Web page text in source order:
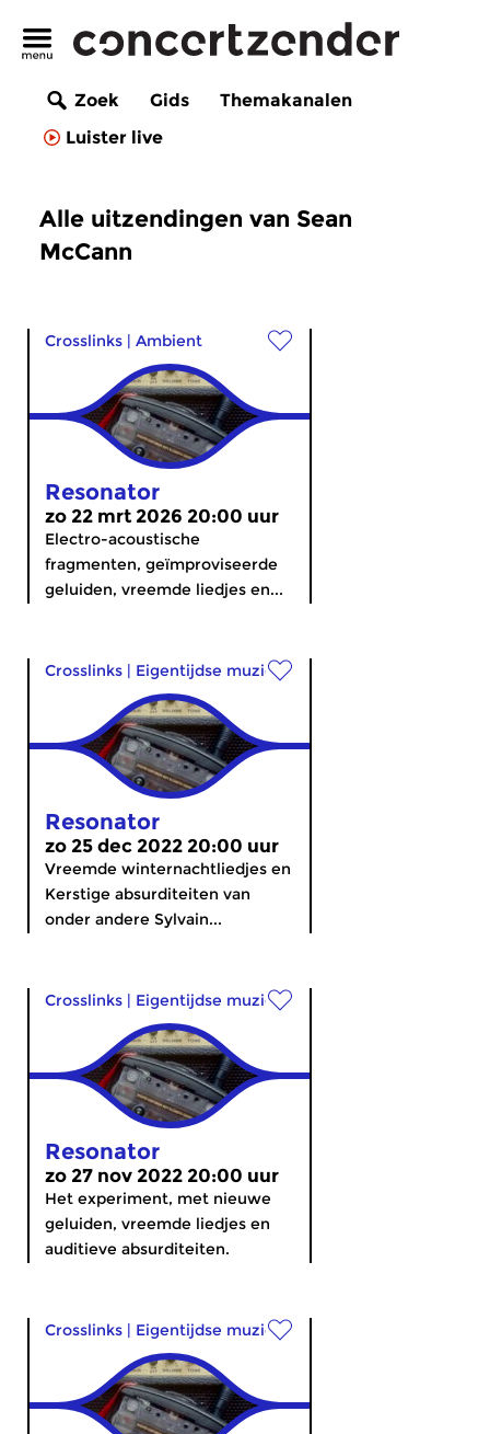
Zoek Gids
Themakanalen
Luister live
Alle uitzendingen van Sean
McCann
Crosslinks | Ambient
Resonator
zo 22 mrt 2026 20:00 uur
Electro-acoustische
fragmenten, geïmproviseerde
geluiden, vreemde liedjes en...
Crosslinks | Eigentijdse muziek
Resonator
zo 25 dec 2022 20:00 uur
Vreemde winternachtliedjes en
Kerstige absurditeiten van
onder andere Sylvain...
Crosslinks | Eigentijdse muziek
Resonator
zo 27 nov 2022 20:00 uur
Het experiment, met nieuwe
geluiden, vreemde liedjes en
auditieve absurditeiten.
Crosslinks | Eigentijdse muziek